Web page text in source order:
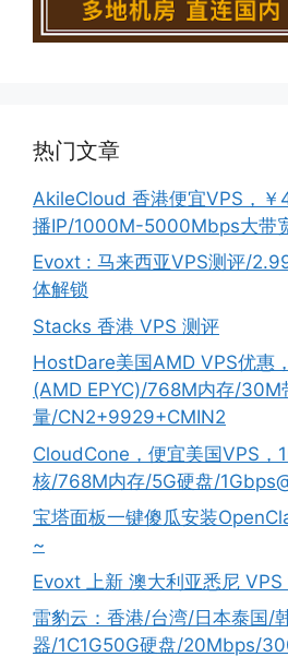
热门文章
AkileCloud 香港便宜VPS，
播IP/1000M-5000Mbps大带
Evoxt : 马来西亚VPS测评/
体解锁
Stacks 香港 VPS 测评
HostDare美国AMD VPS优惠
(AMD EPYC)/768M内存/30M
量/CN2+9929+CMIN2
CloudCone，便宜美国VPS，
核/768M内存/5G硬盘/
宝塔面板一键傻瓜安装
~
Evoxt 上新 澳大利亚悉尼 VPS
雷豹云：香港/台湾/日本泰国/
器/1C1G50G硬盘/20Mbps/